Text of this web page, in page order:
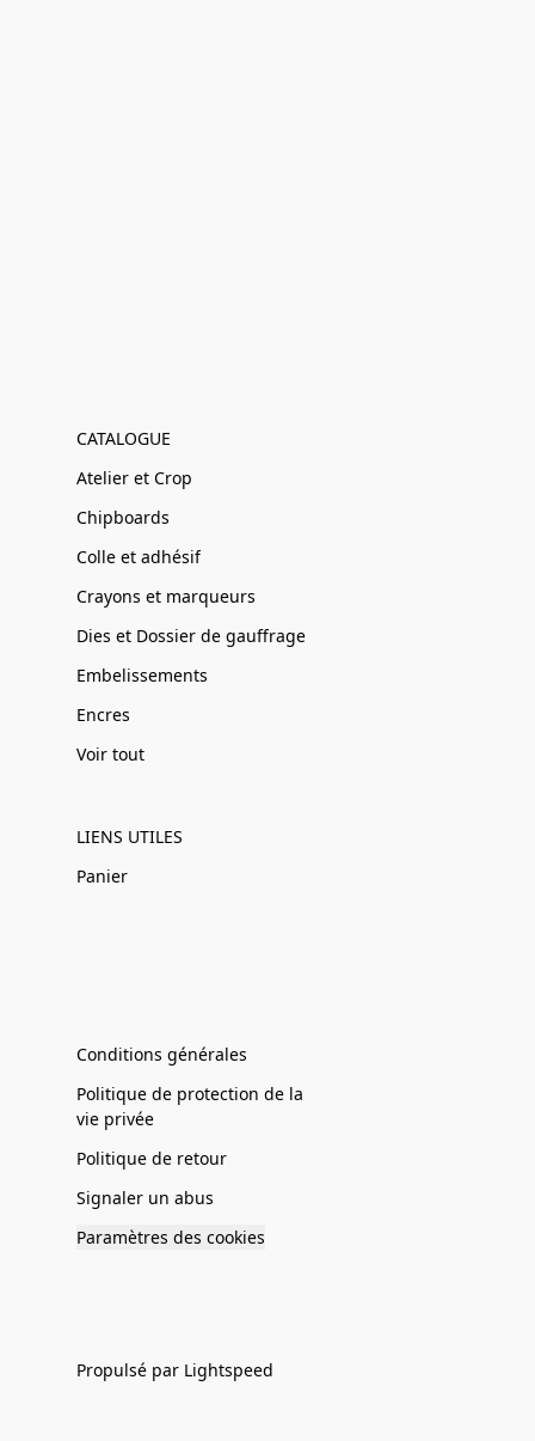
CATALOGUE
Atelier et Crop
Chipboards
Colle et adhésif
Crayons et marqueurs
Dies et Dossier de gauffrage
Embelissements
Encres
Voir tout
LIENS UTILES
Panier
Conditions générales
Politique de protection de la
vie privée
Politique de retour
Signaler un abus
Paramètres des cookies
Propulsé par Lightspeed